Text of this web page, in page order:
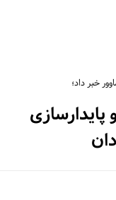
خبر داد؛